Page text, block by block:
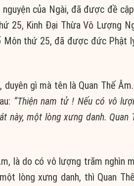
của Ngài, đã được đề
25, Kinh Đại Thừa Vô Lượng
Môn thứ 25, đã được đức Phật
duyên gì mà tên là Quan Thế
“Thiện nam tử ! Nếu có vô
này, một lòng xưng danh. Quan
là do có vô lượng trăm nghìn
lòng xưng danh, thì Quan